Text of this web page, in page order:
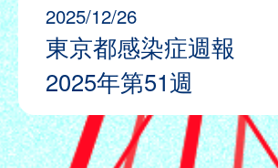
2025/12/26
東京都感染症週報
2025年第51週